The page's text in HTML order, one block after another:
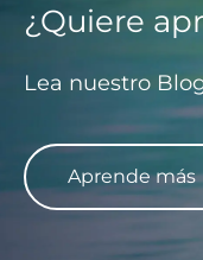
¿Quiere
Lea nuestro
Aprende más